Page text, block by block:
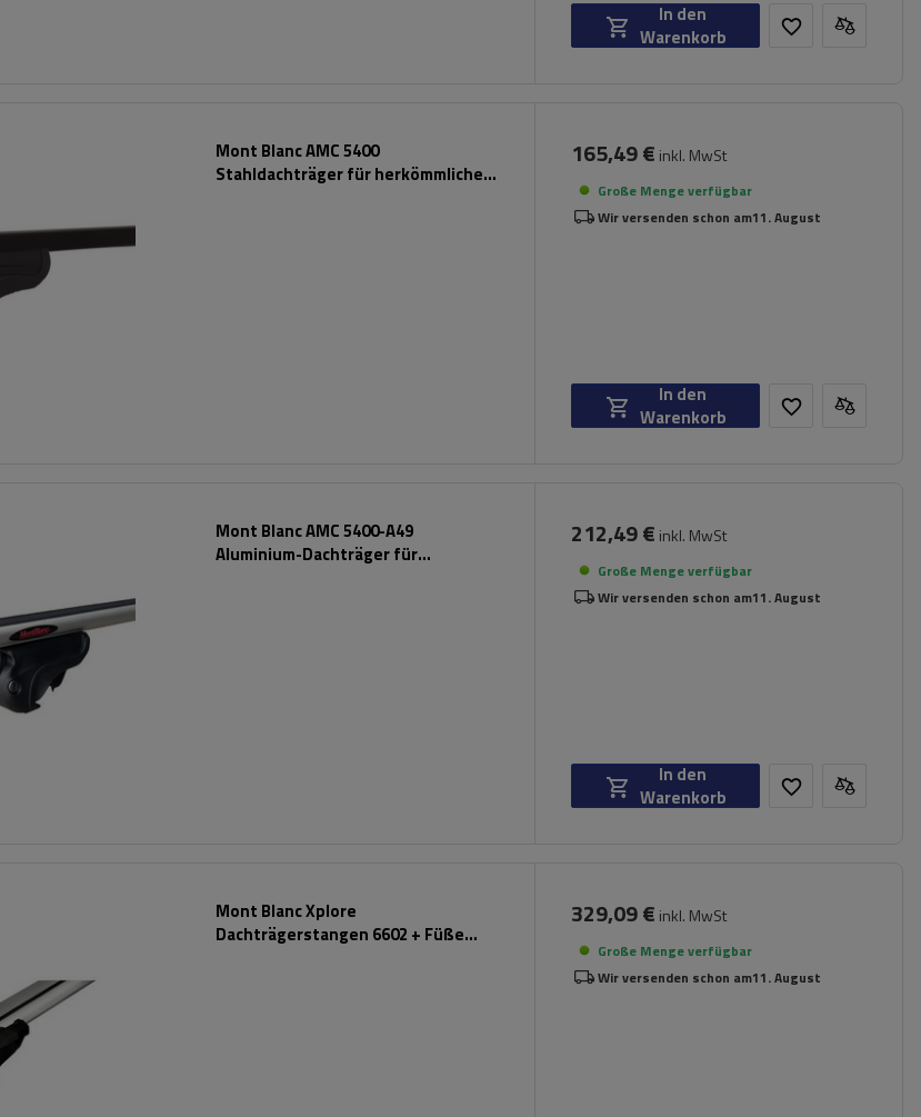
In den
Warenkorb
Mont Blanc AMC 5400
Stahldachträger für herkömmliche
165,49 € inkl. MwSt
Große Menge verfügbar
Wir versenden schon am11. August
In den
Warenkorb
Mont Blanc AMC 5400-A49
Aluminium-Dachträger für
212,49 € inkl. MwSt
Große Menge verfügbar
Wir versenden schon am11. August
In den
Warenkorb
Mont Blanc Xplore
Dachträgerstangen 6602 + Füße
329,09 € inkl. MwSt
Große Menge verfügbar
Wir versenden schon am11. August